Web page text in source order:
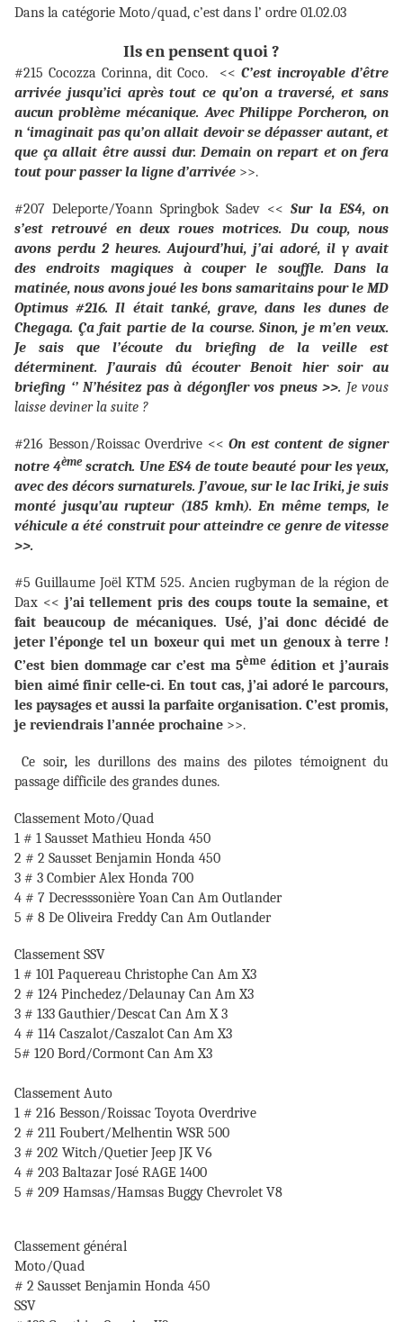
Dans la catégorie Moto/quad, c’est dans l’ ordre 01.02.03
Ils en pensent quoi ?
#215 Cocozza Corinna, dit Coco. << C’est incroyable d’être
arrivée jusqu’ici après tout ce qu’on a traversé, et sans
aucun problème mécanique. Avec Philippe Porcheron, on
n ‘imaginait pas qu’on allait devoir se dépasser autant, et
que ça allait être aussi dur. Demain on repart et on fera
tout pour passer la ligne d’arrivée >>.
#207 Deleporte/Yoann Springbok Sadev << Sur la ES4, on
s’est retrouvé en deux roues motrices. Du coup, nous
avons perdu 2 heures. Aujourd’hui, j’ai adoré, il y avait
des endroits magiques à couper le souffle. Dans la
matinée, nous avons joué les bons samaritains pour le MD
Optimus #216. Il était tanké, grave, dans les dunes de
Chegaga. Ça fait partie de la course. Sinon, je m’en veux.
Je sais que l’écoute du briefing de la veille est
déterminent. J’aurais dû écouter Benoit hier soir au
briefing ‘’ N’hésitez pas à dégonfler vos pneus >>. Je vous
laisse deviner la suite ?
#216 Besson/Roissac Overdrive << On est content de signer
notre 4èmescratch. Une ES4 de toute beauté pour les yeux,
avec des décors surnaturels. J’avoue, sur le lac Iriki, je suis
monté jusqu’au rupteur (185 kmh). En même temps, le
véhicule a été construit pour atteindre ce genre de vitesse
>>.
#5 Guillaume Joël KTM 525. Ancien rugbyman de la région de
Dax << j’ai tellement pris des coups toute la semaine, et
fait beaucoup de mécaniques. Usé, j’ai donc décidé de
jeter l’éponge tel un boxeur qui met un genoux à terre !
C’est bien dommage car c’est ma 5èmeédition et j’aurais
bien aimé finir celle-ci. En tout cas, j’ai adoré le parcours,
les paysages et aussi la parfaite organisation. C’est promis,
je reviendrais l’année prochaine >>.
Ce soir,les durillons des mains des pilotes témoignent du
passage difficile des grandes dunes.
Classement Moto/Quad
1 # 1 Sausset Mathieu Honda 450
2 # 2 Sausset Benjamin Honda 450
3 # 3 Combier Alex Honda 700
4 # 7 Decresssonière Yoan Can Am Outlander
5 # 8 De Oliveira Freddy Can Am Outlander
Classement SSV
1 # 101 Paquereau Christophe Can Am X3
2 # 124 Pinchedez/Delaunay Can Am X3
3 # 133 Gauthier/Descat Can Am X 3
4 # 114 Caszalot/Caszalot Can Am X3
5# 120 Bord/Cormont Can Am X3
Classement Auto
1 # 216 Besson/Roissac Toyota Overdrive
2 # 211 Foubert/Melhentin WSR 500
3 # 202 Witch/Quetier Jeep JK V6
4 # 203 Baltazar José RAGE 1400
5 # 209 Hamsas/Hamsas Buggy Chevrolet V8
Classement général
Moto/Quad
# 2 Sausset Benjamin Honda 450
SSV